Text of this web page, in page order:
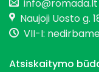
info@romada.lt
Naujoji Uosto g.
VII-I:
Atsiskaitymo